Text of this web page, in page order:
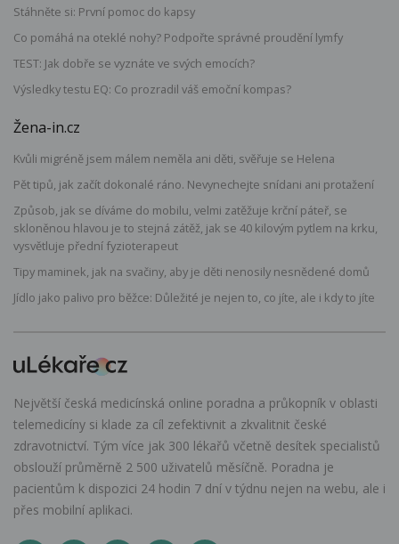
Stáhněte si: První pomoc do kapsy
Co pomáhá na oteklé nohy? Podpořte správné proudění lymfy
TEST: Jak dobře se vyznáte ve svých emocích?
Výsledky testu EQ: Co prozradil váš emoční kompas?
Žena-in.cz
Kvůli migréně jsem málem neměla ani děti, svěřuje se Helena
Pět tipů, jak začít dokonalé ráno. Nevynechejte snídani ani protažení
Způsob, jak se díváme do mobilu, velmi zatěžuje krční páteř, se
skloněnou hlavou je to stejná zátěž, jak se 40 kilovým pytlem na krku,
vysvětluje přední fyzioterapeut
Tipy maminek, jak na svačiny, aby je děti nenosily nesnědené domů
Jídlo jako palivo pro běžce: Důležité je nejen to, co jíte, ale i kdy to jíte
Největší česká medicínská online poradna a průkopník v oblasti
telemedicíny si klade za cíl zefektivnit a zkvalitnit české
zdravotnictví. Tým více jak 300 lékařů včetně desítek specialistů
obslouží průměrně 2 500 uživatelů měsíčně. Poradna je
pacientům k dispozici 24 hodin 7 dní v týdnu nejen na webu, ale i
přes mobilní aplikaci.